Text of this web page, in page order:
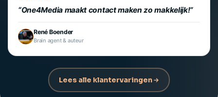
One4Media maakt contact maken zo makkelijk!
René Boender
Brain agent & auteur
Lees alle klantervaringen